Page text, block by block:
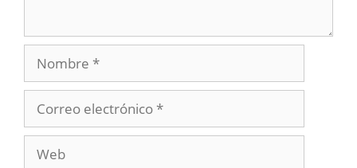
Nombre
electrónico